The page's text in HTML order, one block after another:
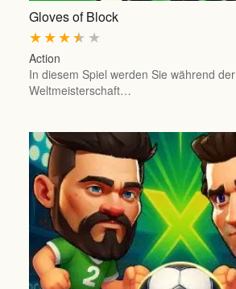
Gloves of Block
★
★
★
★
★
Action
In diesem Spiel werden Sie während der
Weltmeisterschaft…